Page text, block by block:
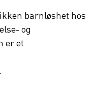
barnløshet hos
og
er et
.